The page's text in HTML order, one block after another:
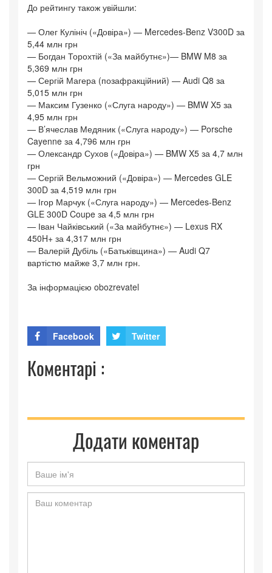
До рейтингу також увійшли:
— Олег Кулініч («Довіра») — Mercedes-Benz V300D за
5,44 млн грн
— Богдан Торохтій («За майбутнє»)— BMW M8 за
5,369 млн грн
— Сергій Магера (позафракційний) — Audi Q8 за
5,015 млн грн
— Максим Гузенко («Слуга народу») — BMW X5 за
4,95 млн грн
— В’ячеслав Медяник («Слуга народу») — Porsche
Cayenne за 4,796 млн грн
— Олександр Сухов («Довіра») — BMW X5 за 4,7 млн
грн
— Сергій Вельможний («Довіра») — Mercedes GLE
300D за 4,519 млн грн
— Ігор Марчук («Слуга народу») — Mercedes-Benz
GLE 300D Coupe за 4,5 млн грн
— Іван Чайківський («За майбутнє») — Lexus RX
450H+ за 4,317 млн грн
— Валерій Дубіль («Батьківщина») — Audi Q7
вартістю майже 3,7 млн грн.
За інформацією obozrevatel
Facebook Twitter
Коментарі :
Додати коментар